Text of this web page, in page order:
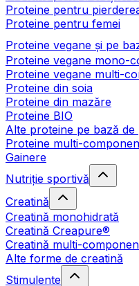
Proteine pentru
Proteine pentru femei
Proteine vegane și pe
Proteine vegane mono-
Proteine vegane multi-
Proteine din soia
Proteine din mazăre
Proteine BIO
Alte proteine pe bază de
Proteine multi-
Gainere
Nutriție sportivă
Creatină
Creatină monohidrată
Creatină Creapure®
Creatină multi-
Alte forme de creatină
Stimulente